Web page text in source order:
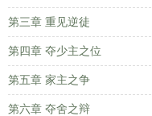
第三章 重见逆徒
第四章 夺少主之位
第五章 家主之争
第六章 夺舍之辩